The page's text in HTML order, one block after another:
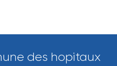
des hopitaux